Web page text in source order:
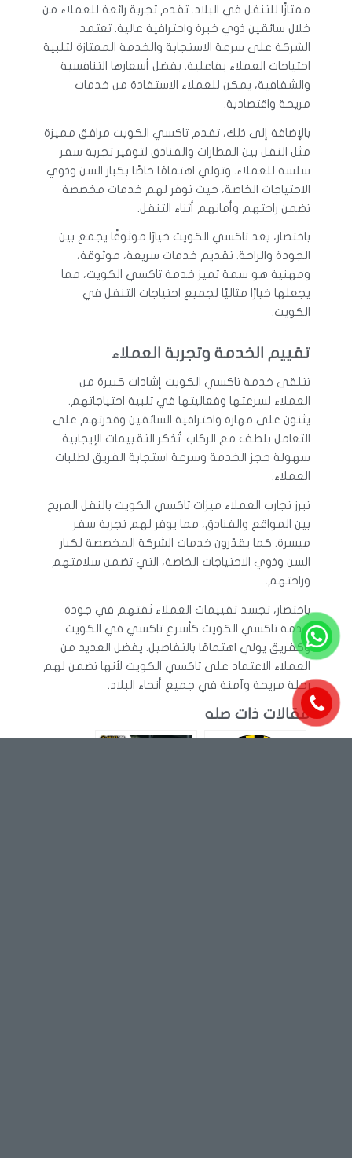
ممتازًا للتنقل في البلاد. تقدم تجربة رائعة للعملاء من
خلال سائقين ذوي خبرة واحترافية عالية. تعتمد
الشركة على سرعة الاستجابة والخدمة الممتازة لتلبية
احتياجات العملاء بفاعلية. بفضل أسعارها التنافسية
والشفافية، يمكن للعملاء الاستفادة من خدمات
مريحة واقتصادية.
بالإضافة إلى ذلك، تقدم تاكسي الكويت مرافق مميزة
مثل النقل بين المطارات والفنادق لتوفير تجربة سفر
سلسة للعملاء. وتولي اهتمامًا خاصًا بكبار السن وذوي
الاحتياجات الخاصة، حيث توفر لهم خدمات مخصصة
تضمن راحتهم وأمانهم أثناء التنقل.
باختصار، يعد تاكسي الكويت خيارًا موثوقًا يجمع بين
الجودة والراحة. تقديم خدمات سريعة، موثوقة،
ومهنية هو سمة تميز خدمة تاكسي الكويت، مما
يجعلها خيارًا مثاليًا لجميع احتياجات التنقل في
الكويت.
تقييم الخدمة وتجربة العملاء
تتلقى خدمة تاكسي الكويت إشادات كبيرة من
العملاء لسرعتها وفعاليتها في تلبية احتياجاتهم.
يثنون على مهارة واحترافية السائقين وقدرتهم على
التعامل بلطف مع الركاب. تُذكر التقييمات الإيجابية
سهولة حجز الخدمة وسرعة استجابة الفريق لطلبات
العملاء.
تبرز تجارب العملاء ميزات تاكسي الكويت بالنقل المريح
بين المواقع والفنادق، مما يوفر لهم تجربة سفر
ميسرة. كما يقدّرون خدمات الشركة المخصصة لكبار
السن وذوي الاحتياجات الخاصة، التي تضمن سلامتهم
وراحتهم.
باختصار، تجسد تقييمات العملاء ثقتهم في جودة
خدمة تاكسي الكويت كأسرع تاكسي في الكويت
وكفريق يولي اهتمامًا بالتفاصيل. يفضل العديد من
العملاء الاعتماد على تاكسي الكويت لأنها تضمن لهم
رحلة مريحة وآمنة في جميع أنحاء البلاد.
مقالات ذات صله